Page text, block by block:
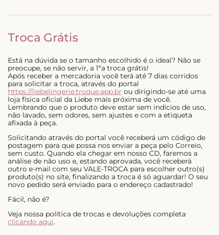
Troca Grátis
Está na dúvida se o tamanho escolhido é o ideal? Não se
preocupe, se não servir, a 1ªa troca grátis!
Após receber a mercadoria você terá até 7 dias corridos
para solicitar a troca, através do portal
https://liebelingerie.troque.app.br ou dirigindo-se até uma
loja física oficial da Liebe mais próxima de você.
Lembrando que o produto deve estar sem indícios de uso,
não lavado, sem odores, sem ajustes e com a etiqueta
afixada à peça.
Solicitando através do portal você receberá um código de
postagem para que possa nos enviar a peça pelo Correio,
sem custo. Quando ela chegar em nosso CD, faremos a
análise de não uso e, estando aprovada, você receberá
outro e-mail com seu VALE-TROCA para escolher outro(s)
produto(s) no site, finalizando a troca é só aguardar! O seu
novo pedido será enviado para o endereço cadastrado!
Fácil, não é?
Veja nossa política de trocas e devoluções completa
clicando aqui.